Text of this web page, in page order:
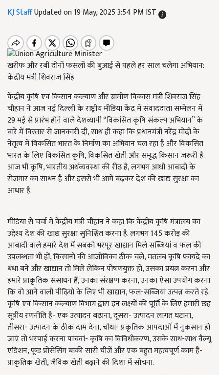
KJ StaffUpdated on 19 May, 2025 3:54 PM IST
खरीफ और रबी दोनों फसलों की बुआई से पहले हर साल चलेगा अभियान:
केंद्रीय मंत्री शिवराज सिंह
केंद्रीय कृषि एवं किसान कल्याण और ग्रामीण विकास मंत्री शिवराज सिंह
चौहान ने आज नई दिल्ली के राष्ट्रीय मीडिया केंद्र में संवाददाता सम्मेलन में
29 मई से प्रारंभ होने वाले देशव्यापी “विकसित कृषि संकल्प अभियान” के
बारे में विस्तार से जानकारी दी, साथ ही कहा कि प्रधानमंत्री नरेंद्र मोदी के
नेतृत्व में विकसित भारत के निर्माण का अभियान चल रहा है और विकसित
भारत के लिए विकसित कृषि, विकसित खेती और समृद्ध किसान जरूरी है.
आज भी कृषि, भारतीय अर्थव्यवस्था की रीढ़ है, लगभग आधी आबादी के
रोजगार का साधन है और इससे भी आगे बढ़कर देश की खाद्य सुरक्षा का
आधार है.
मीडिया से चर्चा में केंद्रीय मंत्री चौहान ने कहा कि केंद्रीय कृषि मंत्रालय का
उद्देश्य देश की खाद्य सुरक्षा सुनिश्चित करना है. लगभग 145 करोड़ की
आबादी वाले हमारे देश में सबको भरपूर खाद्यान मिले सब्जियां व फल की
उपलब्धता भी हों, किसानों की आजीविका ठीक चले, मतलब कृषि फायदे का
धंधा बने और खाद्यान तो मिले लेकिन पोषणयुक्त हो, उसका प्रयत्न करना और
हमारे प्राकृतिक संसाधन हैं, उनका संरक्षण करना, उनका ऐसा उपयोग करना
कि वो आने वाली पीढ़ियों के लिए भी खाद्यान, फल-सब्जियां उत्पन्न करते रहें.
कृषि एवं किसान कल्याण विभाग द्वारा इन लक्ष्यों की पूर्ति के लिए हमारी छह
सूत्रीय रणनीति है- एक उत्पादन बढ़ाना, दूसरा- उत्पादन लागत घटाना,
तीसरा- उत्पादन के ठीक दाम देना, चौथा- प्रकृतिक आपदाओं में नुकसान हो
जाएं तो भरपाई करना पांचवां- कृषि का विविधीकरण, उसके साथ-साथ वैल्यू
एडिशन, फूड प्रोसेसिंग बाकी सारी चीजें और एक बहुत महत्वपूर्ण काम है-
प्राकृतिक खेती, जैविक खेती बढ़ाने की दिशा में सोचना.